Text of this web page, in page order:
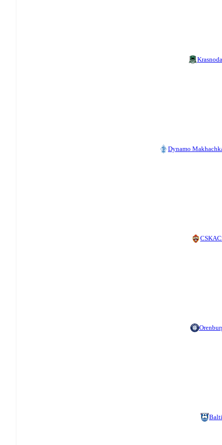
Dynamo
CSKA